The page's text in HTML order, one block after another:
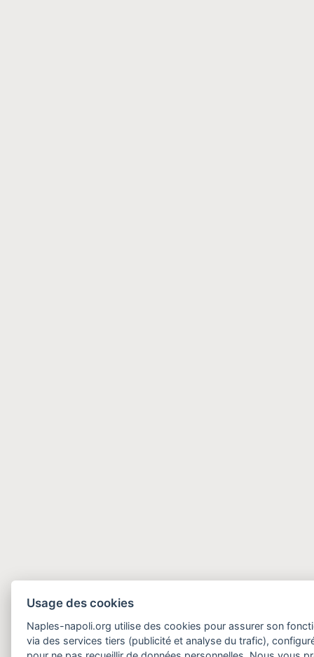
Usage des cookies
Naples-napoli.org utilise des cookies pour assurer son
via des services tiers (publicité et analyse du trafic),